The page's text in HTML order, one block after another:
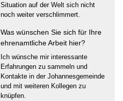
Situation auf der Welt sich nicht
noch weiter verschlimmert.
Was wünschen Sie sich für Ihre
ehrenamtliche Arbeit hier?
Ich wünsche mir interessante
Erfahrungen zu sammeln und
Kontakte in der Johannesgemeinde
und mit weiteren Kollegen zu
knüpfen.